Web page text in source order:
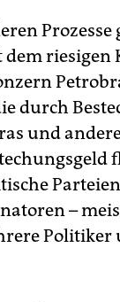
Prozesse
durch
und
–